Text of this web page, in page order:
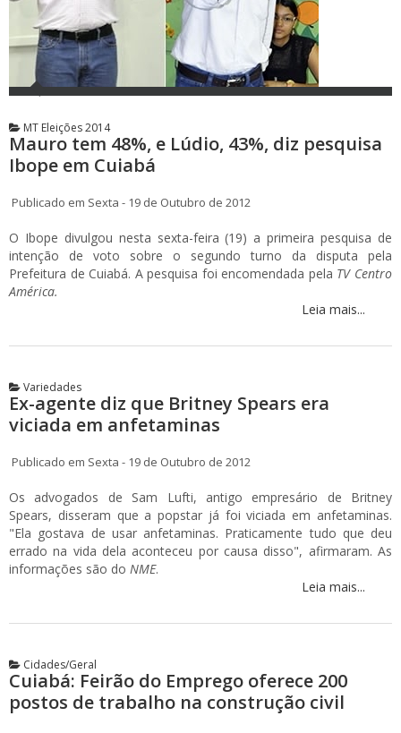
MT Eleições 2014
Mauro tem 48%, e Lúdio, 43%, diz pesquisa
Ibope em Cuiabá
Publicado em Sexta - 19 de Outubro de 2012
O Ibope divulgou nesta sexta-feira (19) a primeira pesquisa de
intenção de voto sobre o segundo turno da disputa pela
Prefeitura de Cuiabá. A pesquisa foi encomendada pela TV Centro
América.
Leia mais...
Variedades
Ex-agente diz que Britney Spears era
viciada em anfetaminas
Publicado em Sexta - 19 de Outubro de 2012
Os advogados de Sam Lufti, antigo empresário de Britney
Spears, disseram que a popstar já foi viciada em anfetaminas.
"Ela gostava de usar anfetaminas. Praticamente tudo que deu
errado na vida dela aconteceu por causa disso", afirmaram. As
informações são do NME.
Leia mais...
Cidades/Geral
Cuiabá: Feirão do Emprego oferece 200
postos de trabalho na construção civil